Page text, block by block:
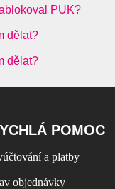
PUK?
dělat?
dělat?
POMOC
a platby
objednávky